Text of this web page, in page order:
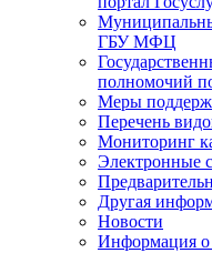
ГБУ МФЦ
полномочий
Меры
Перечень
Мониторинг
Электронные
Другая
Новости
Информация